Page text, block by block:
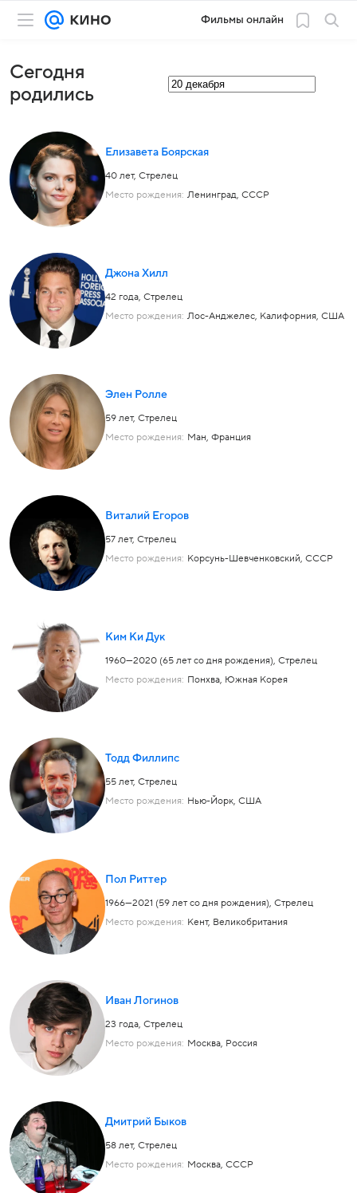
Фильмы онлайн
Сегодня
родились
Елизавета Боярская
40 лет, Стрелец
Место рождения: Ленинград, СССР
Джона Хилл
42 года, Стрелец
Место рождения: Лос-Анджелес, Калифорния, США
Элен Ролле
59 лет, Стрелец
Место рождения: Ман, Франция
Виталий Егоров
57 лет, Стрелец
Место рождения: Корсунь-Шевченковский, СССР
Ким Ки Дук
1960—2020 (65 лет со дня рождения), Стрелец
Место рождения: Понхва, Южная Корея
Тодд Филлипс
55 лет, Стрелец
Место рождения: Нью-Йорк, США
Пол Риттер
1966—2021 (59 лет со дня рождения), Стрелец
Место рождения: Кент, Великобритания
Иван Логинов
23 года, Стрелец
Место рождения: Москва, Россия
Дмитрий Быков
58 лет, Стрелец
Место рождения: Москва, СССР